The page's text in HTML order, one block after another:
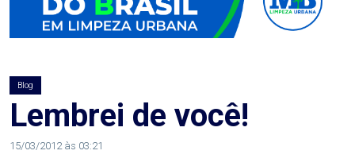
AGOSTO
ALEGRIA
ALRN
Blog
Lembrei de você!
15/03/2012 às 03:21